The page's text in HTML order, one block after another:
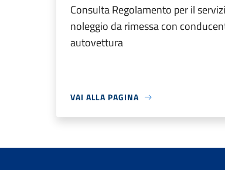
Consulta Regolamento per il
noleggio da rimessa con
autovettura
VAI ALLA PAGINA